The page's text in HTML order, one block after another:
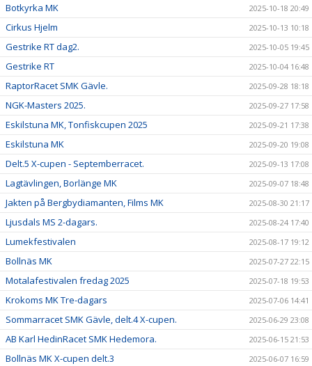
Botkyrka MK 2025-10-18 20:49
Cirkus Hjelm 2025-10-13 10:18
Gestrike RT dag2. 2025-10-05 19:45
Gestrike RT 2025-10-04 16:48
RaptorRacet SMK Gävle. 2025-09-28 18:18
NGK-Masters 2025. 2025-09-27 17:58
Eskilstuna MK, Tonfiskcupen 2025 2025-09-21 17:38
Eskilstuna MK 2025-09-20 19:08
Delt.5 X-cupen - Septemberracet. 2025-09-13 17:08
Lagtävlingen, Borlänge MK 2025-09-07 18:48
Jakten på Bergbydiamanten, Films MK 2025-08-30 21:17
Ljusdals MS 2-dagars. 2025-08-24 17:40
Lumekfestivalen 2025-08-17 19:12
Bollnäs MK 2025-07-27 22:15
Motalafestivalen fredag 2025 2025-07-18 19:53
Krokoms MK Tre-dagars 2025-07-06 14:41
Sommarracet SMK Gävle, delt.4 X-cupen. 2025-06-29 23:08
AB Karl HedinRacet SMK Hedemora. 2025-06-15 21:53
Bollnäs MK X-cupen delt.3 2025-06-07 16:59